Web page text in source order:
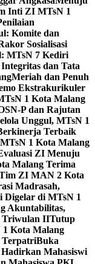
Inti ZI MTsN 1
Komite dan
Sosialisasi
MTsN 7 Kediri
dan Tata
Meriah dan Penuh
Ekstrakurikuler
1 Kota Malang
P dan Rajutan
Unggul, MTsN 1
Terbaik
1 Kota Malang
ZI Menuju
Malang Terima
ZI MAN 2 Kota
Madrasah,
Digelar di MTsN 1
Akuntabilitas,
Triwulan IITutup
1 Kota Malang
TerpatriBuka
Mahasiswi